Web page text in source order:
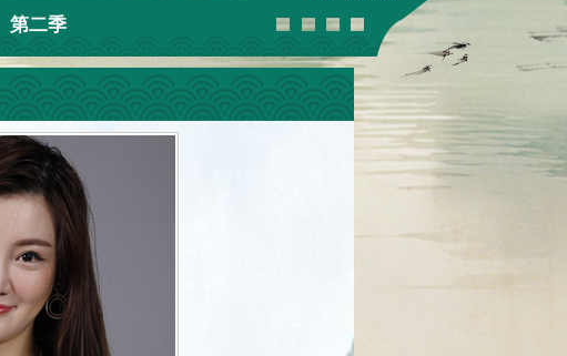
第二季